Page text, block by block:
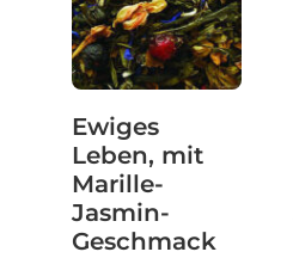
Ewiges
Leben, mit
Marille-
Jasmin-
Geschmack